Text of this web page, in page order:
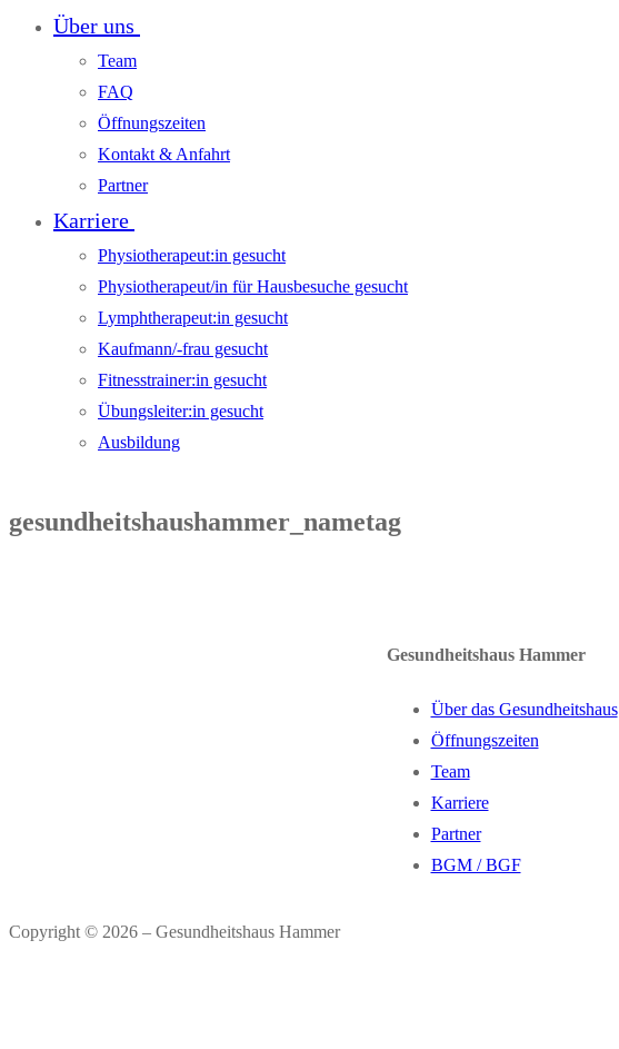
Über uns
Team
FAQ
Öffnungszeiten
Kontakt & Anfahrt
Partner
Karriere
Physiotherapeut:in gesucht
Physiotherapeut/in für Hausbesuche gesucht
Lymphtherapeut:in gesucht
Kaufmann/-frau gesucht
Fitnesstrainer:in gesucht
Übungsleiter:in gesucht
Ausbildung
gesundheitshaushammer_nametag
Gesundheitshaus Hammer
Über das Gesundheitshaus
Öffnungszeiten
Team
Karriere
Partner
BGM / BGF
Copyright © 2026 – Gesundheitshaus Hammer